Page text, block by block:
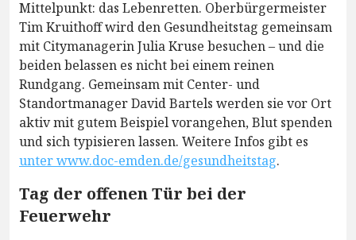
Mittelpunkt: das Lebenretten. Oberbürgermeister
Tim Kruithoff wird den Gesundheitstag gemeinsam
mit Citymanagerin Julia Kruse besuchen – und die
beiden belassen es nicht bei einem reinen
Rundgang. Gemeinsam mit Center- und
Standortmanager David Bartels werden sie vor Ort
aktiv mit gutem Beispiel vorangehen, Blut spenden
und sich typisieren lassen. Weitere Infos gibt es
unter www.doc-emden.de/gesundheitstag.
Tag der offenen Tür bei der
Feuerwehr